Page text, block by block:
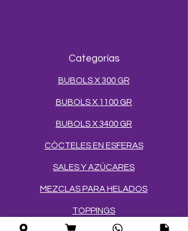
Categorías
BUBOLS X 300 GR
BUBOLS X 1100 GR
BUBOLS X 3400 GR
CÓCTELES EN ESFERAS
SALES Y AZÚCARES
MEZCLAS PARA HELADOS
TOPPINGS